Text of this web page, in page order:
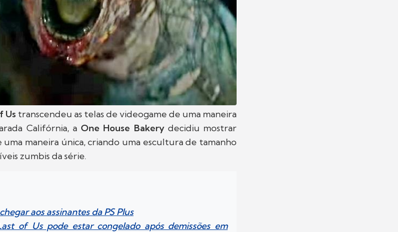
Us transcendeu as telas de videogame de uma maneira
Califórnia, a One House Bakery decidiu mostrar
maneira única, criando uma escultura de tamanho
zumbis da série.
aos assinantes da PS Plus
of Us pode estar congelado após demissões em